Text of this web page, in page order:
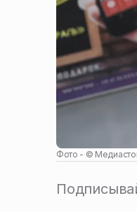
Фото - ©